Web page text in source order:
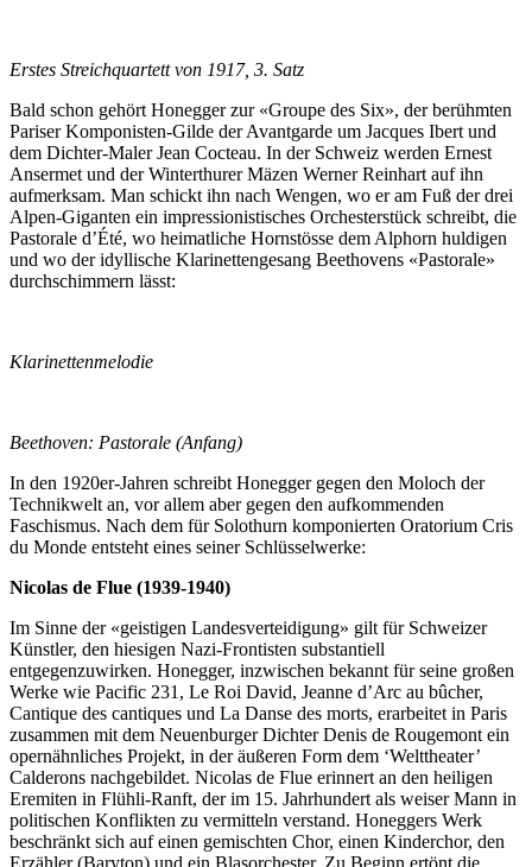
Erstes Streichquartett von 1917, 3. Satz
Bald schon gehört Honegger zur «Groupe des Six», der berühmten
Pariser Komponisten-Gilde der Avantgarde um Jacques Ibert und
dem Dichter-Maler Jean Cocteau. In der Schweiz werden Ernest
Ansermet und der Winterthurer Mäzen Werner Reinhart auf ihn
aufmerksam. Man schickt ihn nach Wengen, wo er am Fuß der drei
Alpen-Giganten ein impressionistisches Orchesterstück schreibt, die
Pastorale d’Été, wo heimatliche Hornstösse dem Alphorn huldigen
und wo der idyllische Klarinettengesang Beethovens «Pastorale»
durchschimmern lässt:
Klarinettenmelodie
Beethoven: Pastorale (Anfang)
In den 1920er-Jahren schreibt Honegger gegen den Moloch der
Technikwelt an, vor allem aber gegen den aufkommenden
Faschismus. Nach dem für Solothurn komponierten Oratorium Cris
du Monde entsteht eines seiner Schlüsselwerke:
Nicolas de Flue (1939-1940)
Im Sinne der «geistigen Landesverteidigung» gilt für Schweizer
Künstler, den hiesigen Nazi-Frontisten substantiell
entgegenzuwirken. Honegger, inzwischen bekannt für seine großen
Werke wie Pacific 231, Le Roi David, Jeanne d’Arc au bûcher,
Cantique des cantiques und La Danse des morts, erarbeitet in Paris
zusammen mit dem Neuenburger Dichter Denis de Rougemont ein
opernähnliches Projekt, in der äußeren Form dem ‘Welttheater’
Calderons nachgebildet. Nicolas de Flue erinnert an den heiligen
Eremiten in Flühli-Ranft, der im 15. Jahrhundert als weiser Mann in
politischen Konflikten zu vermitteln verstand. Honeggers Werk
beschränkt sich auf einen gemischten Chor, einen Kinderchor, den
Erzähler (Baryton) und ein Blasorchester. Zu Beginn ertönt die